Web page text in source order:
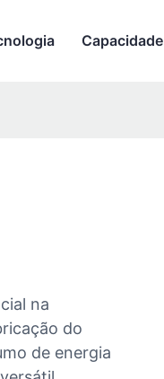
Capacidade
na
do
de energia